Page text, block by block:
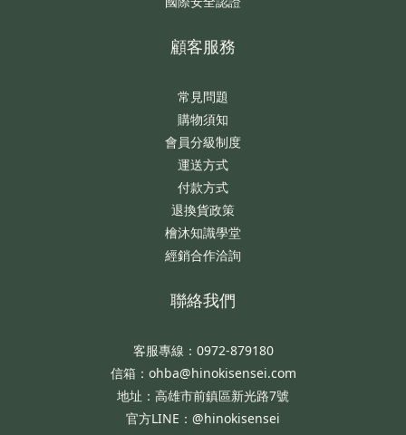
顧客服務
常見問題
購物須知
會員分級制度
運送方式
付款方式
退換貨政策
檜沐知識學堂
經銷合作洽詢
聯絡我們
客服專線：0972-879180
信箱：ohba@hinokisensei.com
地址：高雄市前鎮區新光路7號
官方LINE：@hinokisensei